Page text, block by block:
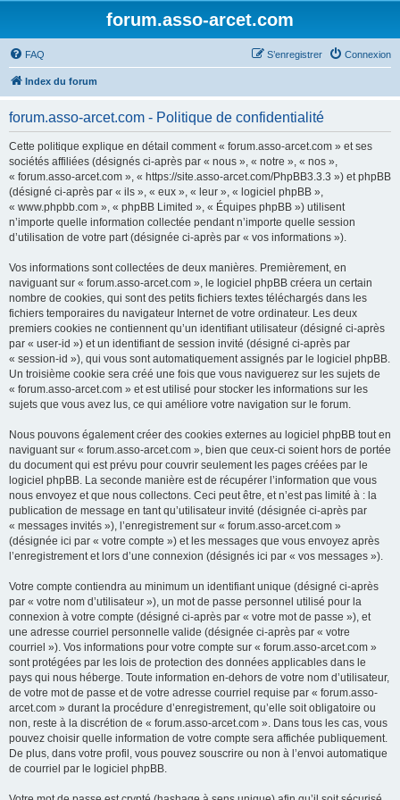
forum.asso-arcet.com
FAQ Connexion
S’enregistrer
Index du forum
forum.asso-arcet.com - Politique de confidentialité
Cette politique explique en détail comment « forum.asso-arcet.com » et ses
sociétés affiliées (désignés ci-après par « nous », « notre », « nos »,
« forum.asso-arcet.com », « https://site.asso-arcet.com/PhpBB3.3.3 ») et phpBB
(désigné ci-après par « ils », « eux », « leur », « logiciel phpBB »,
« www.phpbb.com », « phpBB Limited », « Équipes phpBB ») utilisent
n’importe quelle information collectée pendant n’importe quelle session
d’utilisation de votre part (désignée ci-après par « vos informations »).
Vos informations sont collectées de deux manières. Premièrement, en
naviguant sur « forum.asso-arcet.com », le logiciel phpBB créera un certain
nombre de cookies, qui sont des petits fichiers textes téléchargés dans les
fichiers temporaires du navigateur Internet de votre ordinateur. Les deux
premiers cookies ne contiennent qu’un identifiant utilisateur (désigné ci-après
par « user-id ») et un identifiant de session invité (désigné ci-après par
« session-id »), qui vous sont automatiquement assignés par le logiciel phpBB.
Un troisième cookie sera créé une fois que vous naviguerez sur les sujets de
« forum.asso-arcet.com » et est utilisé pour stocker les informations sur les
sujets que vous avez lus, ce qui améliore votre navigation sur le forum.
Nous pouvons également créer des cookies externes au logiciel phpBB tout en
naviguant sur « forum.asso-arcet.com », bien que ceux-ci soient hors de portée
du document qui est prévu pour couvrir seulement les pages créées par le
logiciel phpBB. La seconde manière est de récupérer l’information que vous
nous envoyez et que nous collectons. Ceci peut être, et n’est pas limité à : la
publication de message en tant qu’utilisateur invité (désignée ci-après par
« messages invités »), l’enregistrement sur « forum.asso-arcet.com »
(désignée ici par « votre compte ») et les messages que vous envoyez après
l’enregistrement et lors d’une connexion (désignés ici par « vos messages »).
Votre compte contiendra au minimum un identifiant unique (désigné ci-après
par « votre nom d’utilisateur »), un mot de passe personnel utilisé pour la
connexion à votre compte (désigné ci-après par « votre mot de passe »), et
une adresse courriel personnelle valide (désignée ci-après par « votre
courriel »). Vos informations pour votre compte sur « forum.asso-arcet.com »
sont protégées par les lois de protection des données applicables dans le
pays qui nous héberge. Toute information en-dehors de votre nom d’utilisateur,
de votre mot de passe et de votre adresse courriel requise par « forum.asso-
arcet.com » durant la procédure d’enregistrement, qu’elle soit obligatoire ou
non, reste à la discrétion de « forum.asso-arcet.com ». Dans tous les cas, vous
pouvez choisir quelle information de votre compte sera affichée publiquement.
De plus, dans votre profil, vous pouvez souscrire ou non à l’envoi automatique
de courriel par le logiciel phpBB.